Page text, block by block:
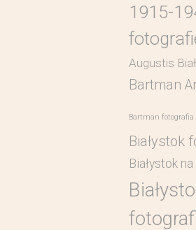
1915-
Augustis
Bartman
Bartman fotografia
Białystok
Białystok